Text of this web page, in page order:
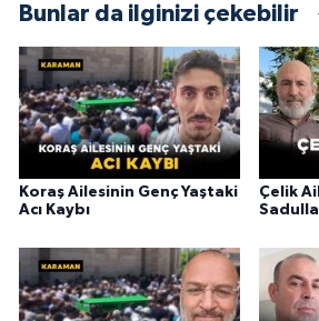
Bunlar da ilginizi çekebilir
Koraş Ailesinin Genç Yaştaki
Acı Kaybı
Çelik